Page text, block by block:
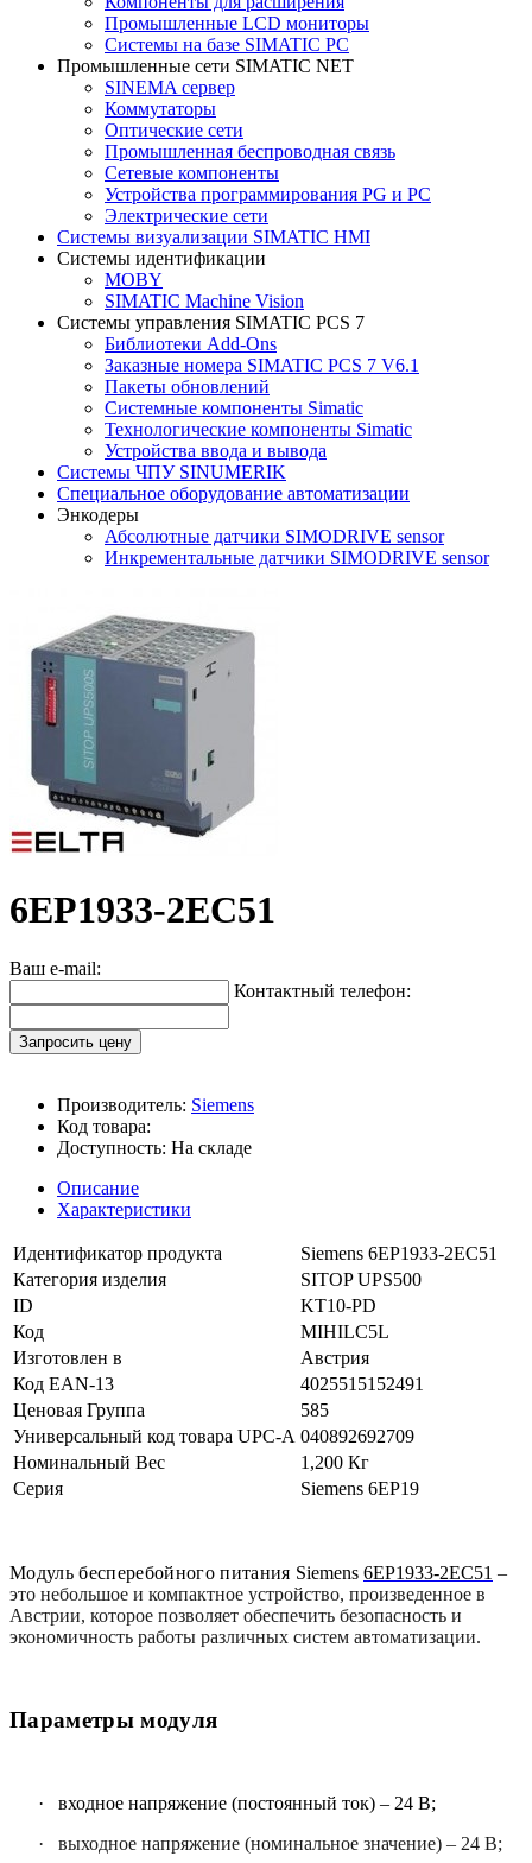
Промышленные LCD мониторы
Системы на базе SIMATIC PC
Промышленные сети SIMATIC NET
SINEMA сервер
Коммутаторы
Оптические сети
Промышленная беспроводная связь
Сетевые компоненты
Устройства программирования PG и PC
Электрические сети
Системы визуализации SIMATIC HMI
Системы идентификации
MOBY
SIMATIC Machine Vision
Системы управления SIMATIC PCS 7
Библиотеки Add-Ons
Заказные номера SIMATIC PCS 7 V6.1
Пакеты обновлений
Системные компоненты Simatic
Технологические компоненты Simatic
Устройства ввода и вывода
Системы ЧПУ SINUMERIK
Специальное оборудование автоматизации
Энкодеры
Абсолютные датчики SIMODRIVE sensor
Инкрементальные датчики SIMODRIVE sensor
6EP1933-2EC51
Ваш e-mail:
Контактный телефон:
Запросить цену
Производитель: Siemens
Код товара:
Доступность: На складе
Описание
Характеристики
Идентификатор продукта
Siemens 6EP1933-2EC51
Категория изделия
SITOP UPS500
ID
KT10-PD
Код
MIHILC5L
Изготовлен в
Австрия
Код EAN-13
4025515152491
Ценовая Группа
585
Универсальный код товара UPC-A 040892692709
Номинальный Вес
1,200 Кг
Серия
Siemens 6EP19
Модуль бесперебойного питания Siemens 6EP1933-2EC51 –
это небольшое и компактное устройство, произведенное в
Австрии, которое позволяет обеспечить безопасность и
экономичность работы различных систем автоматизации.
Параметры модуля
·
входное напряжение (постоянный ток) – 24 В;
·
выходное напряжение (номинальное значение) – 24 В;